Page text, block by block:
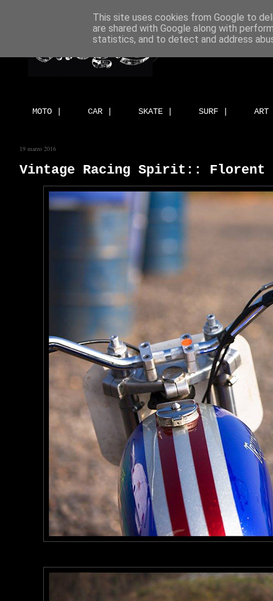
MOTO | CAR | SKATE | SURF |
19 marzo 2016
Vintage Racing Spirit:: Florent
This site uses cookies from Google to
are shared with Google along with
statistics, and to detect and address